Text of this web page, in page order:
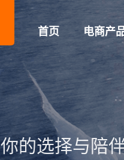
首页 电商产
你的选择与陪